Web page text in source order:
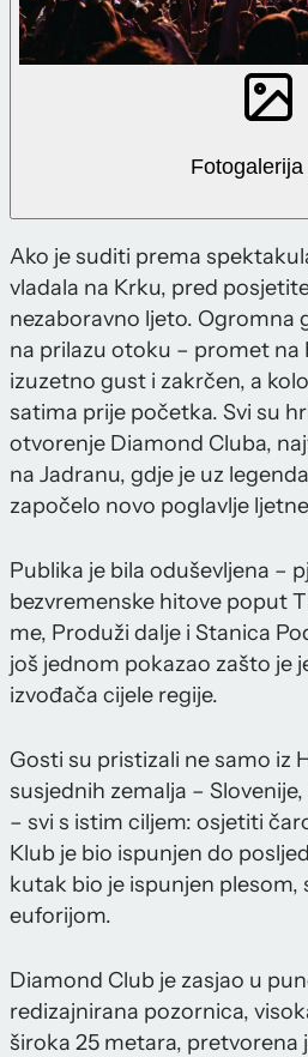
Fotogalerija
Ako je suditi prema
vladala na Krku, pred
nezaboravno ljeto. Ogromna
na prilazu otoku – promet
izuzetno gust i zakrčen, a
satima prije početka. Svi su
otvorenje Diamond Cluba,
na Jadranu, gdje je uz
započelo novo poglavlje
Publika je bila oduševljena –
bezvremenske hitove poput
me, Produži dalje i Stanica
još jednom pokazao zašto je
izvođača cijele regije.
Gosti su pristizali ne samo iz
susjednih zemalja –
– svi s istim ciljem: osjetiti
Klub je bio ispunjen do
kutak bio je ispunjen
euforijom.
Diamond Club je zasjao u
redizajnirana pozornica,
široka 25 metara, pretvorena